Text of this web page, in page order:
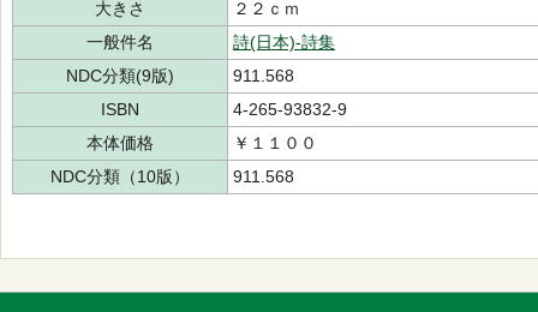
大きさ
２２ｃｍ
一般件名
詩(日本)-詩集
NDC分類(9版)
911.568
ISBN
4-265-93832-9
本体価格
￥１１００
NDC分類（10版）
911.568